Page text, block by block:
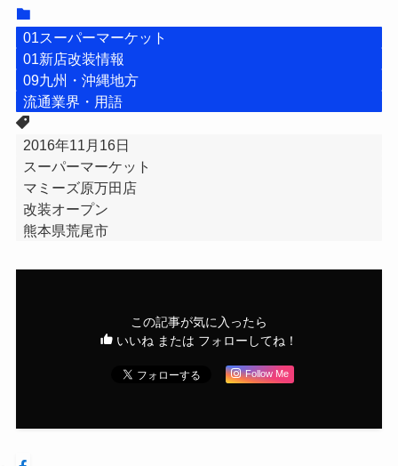
01スーパーマーケット
01新店改装情報
09九州・沖縄地方
流通業界・用語
2016年11月16日
スーパーマーケット
マミーズ原万田店
改装オープン
熊本県荒尾市
この記事が気に入ったら
いいね または フォローしてね！
Follow Me